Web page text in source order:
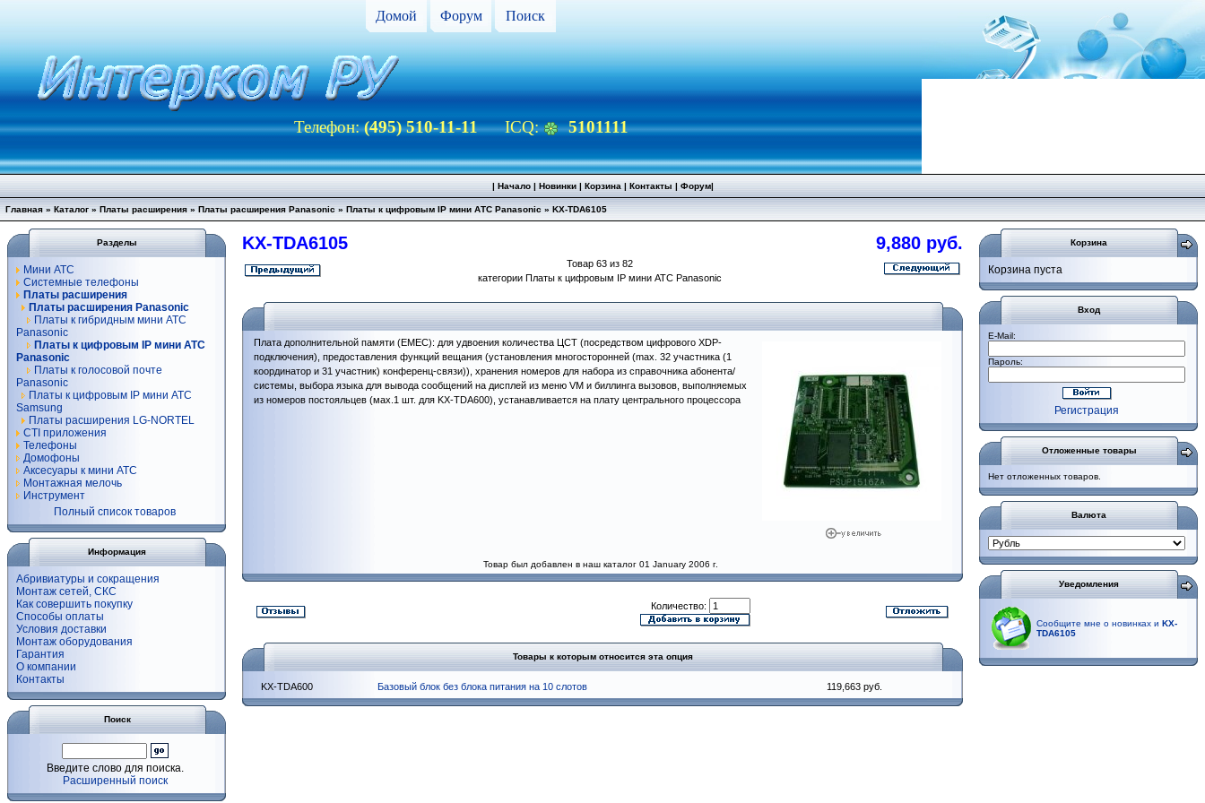
Домой Форум Поиск
Телефон:(495) 510-11-11ICQ: 5101111
| Начало| Новинки| Корзина | Контакты | Форум|
Главная » Каталог » Платы расширения » Платы расширения Panasonic » Платы к цифровым IP мини АТС Panasonic » KX-TDA6105
Разделы
Мини АТС
Системные телефоны
Платы расширения
Платы расширения Panasonic
Платы к гибридным мини АТС
Panasonic
Платы к цифровым IP мини АТС
Panasonic
Платы к голосовой почте
Panasonic
Платы к цифровым IP мини АТС
Samsung
Платы расширения LG-NORTEL
CTI приложения
Телефоны
Домофоны
Аксесуары к мини АТС
Монтажная мелочь
Инструмент
Полный список товаров
Информация
Абривиатуры и сокращения
Монтаж сетей, СКС
Как совершить покупку
Способы оплаты
Условия доставки
Монтаж оборудования
Гарантия
О компании
Контакты
Поиск
Введите слово для поиска.
Расширенный поиск
KX-TDA6105 9,880 руб.
Товар 63 из 82
категории Платы к цифровым IP мини АТС Panasonic
Плата дополнительной памяти (EMEC): для удвоения количества ЦСТ (посредством цифрового XDP-
подключения), предоставления функций вещания (установления многосторонней (max. 32 участника (1
координатор и 31 участник) конференц-связи)), хранения номеров для набора из справочника абонента/
системы, выбора языка для вывода сообщений на дисплей из меню VM и биллинга вызовов, выполняемых
из номеров постояльцев (мах.1 шт. для KX-TDA600), устанавливается на плату центрального процессора
Товар был добавлен в наш каталог 01 January 2006 г.
Количество:
Товары к которым относится эта опция
KX-TDA600 Базовый блок без блока питания на 10 слотов 119,663 руб.
Корзина
Корзина пуста
Вход
E-Mail:
Пароль:
Регистрация
Отложенные товары
Нет отложенных товаров.
Валюта
Уведомления
Сообщите мне о новинках и KX-
TDA6105